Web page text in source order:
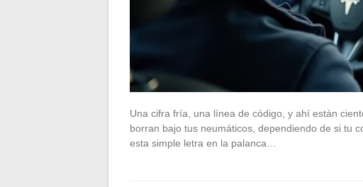
Una cifra fría, una línea de código, y ahí están
borran bajo tus neumáticos, dependiendo de si tu
esta simple letra en la palanca…